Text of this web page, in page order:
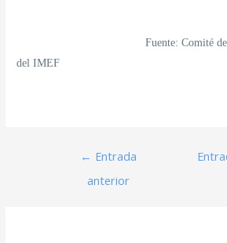
Fuente: Comité de
del IMEF
← Entrada
anterior